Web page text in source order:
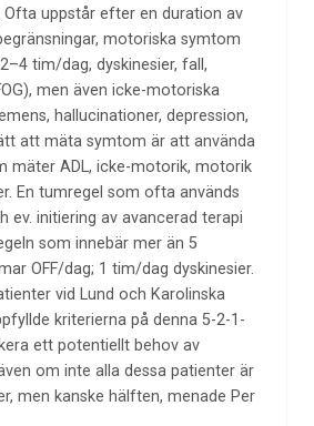
uppstår efter en duration av
motoriska symtom
tim/dag, dyskinesier, fall,
men även icke-motoriska
hallucinationer, depression,
att mäta symtom är att använda
mäter ADL, icke-motorik, motorik
En tumregel som ofta används
ev. initiering av avancerad terapi
som innebär mer än 5
OFF/dag; 1 tim/dag dyskinesier.
vid Lund och Karolinska
kriterierna på denna 5-2-1-
ett potentiellt behov av
om inte alla dessa patienter är
men kanske hälften, menade Per